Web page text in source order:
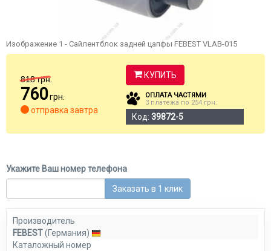
Изображение 1 - Сайлентблок задней цапфы FEBEST VLAB-015
818 грн.
760грн.
отправка завтра
КУПИТЬ
ОПЛАТА ЧАСТЯМИ
3 платежа по 254 грн.
Код: 39872-5
Укажите Ваш номер телефона
Заказать в 1 клик
Производитель
FEBEST(Германия)
Каталожный номер